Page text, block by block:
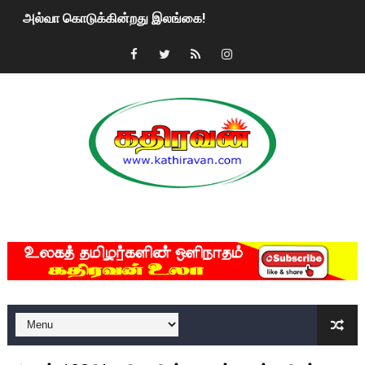
அல்வா கொடுக்கின்றது இலங்கை!
2ஆம் நாள் உக்ரைன் யுத்தம்!! எங்களைத் தனிமையில்
மகிந்த ராஜபக்சே பதவி விலக திட்டம்?
ரவுடி பேபிக்கு நடந்த தரமான சம்பவம்.. ஆபாச வீடியோக்களால்
குண்டை தூக்கிப்போட்ட ஆய்வு…. இந்தியாவின் “கோவிஷீல்டு”
யாழில் தமிழின தலைவர் பிரபாகரனின் பிறந்தநாளை
ஏர்போர்ட்டில் உதைத்த நபர் யார், என்ன நடந்தது?: உண்மையை
சீனா இலங்கையிடம் 8 மில்லியன் அமெரிக்க டொலர் நட்டஈடு